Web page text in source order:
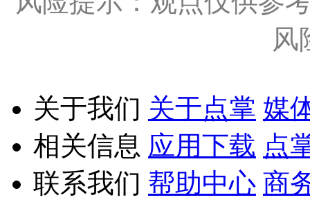
风
关于我们 关于点掌 媒
相关信息 应用下载 点
联系我们 帮助中心 商